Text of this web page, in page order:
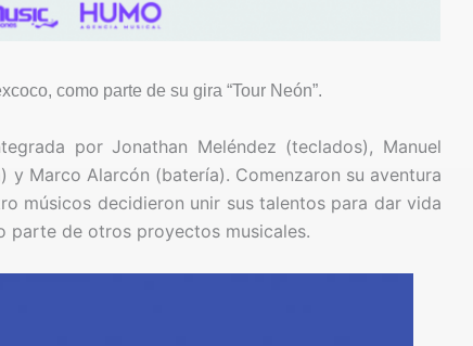
como parte de su gira “Tour Neón”.
por Jonathan Meléndez (teclados), Manuel
Marco Alarcón (batería). Comenzaron su aventura
músicos decidieron unir sus talentos para dar vida
parte de otros proyectos musicales.